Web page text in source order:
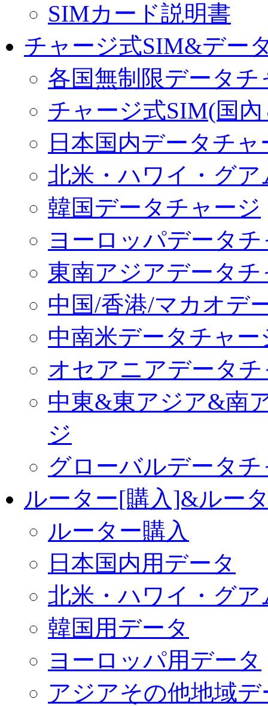
SIMカード説明書
チャージ式SIM&デー
各国無制限データチ
チャージ式SIM(国
日本国内データチャ
北米・ハワイ・グ
韓国データチャージ
ヨーロッパデータ
東南アジアデータチ
中国/香港/マカオデ
中南米データチャー
オセアニアデータ
中東&東アジア&南
ジ
グローバルデータ
ルーター[購入]&ルー
ルーター購入
日本国内用データ
北米・ハワイ・グ
韓国用データ
ヨーロッパ用データ
アジアその他地域デ